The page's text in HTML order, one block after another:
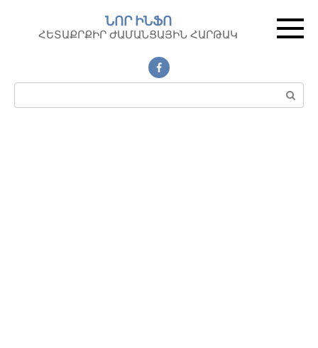
контенту
ՆՈՐ ԻՆՖՈ
ՀԵՏԱՔՐՔԻՐ ԺԱՄԱՆՑԱՅԻՆ ՀԱՐԹԱԿ
Поиск: